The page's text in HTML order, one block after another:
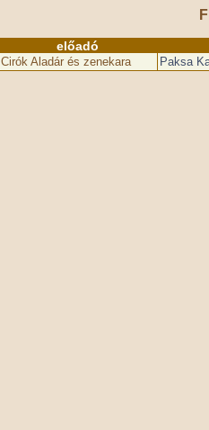
előadó
Cirók Aladár és zenekara Paksa